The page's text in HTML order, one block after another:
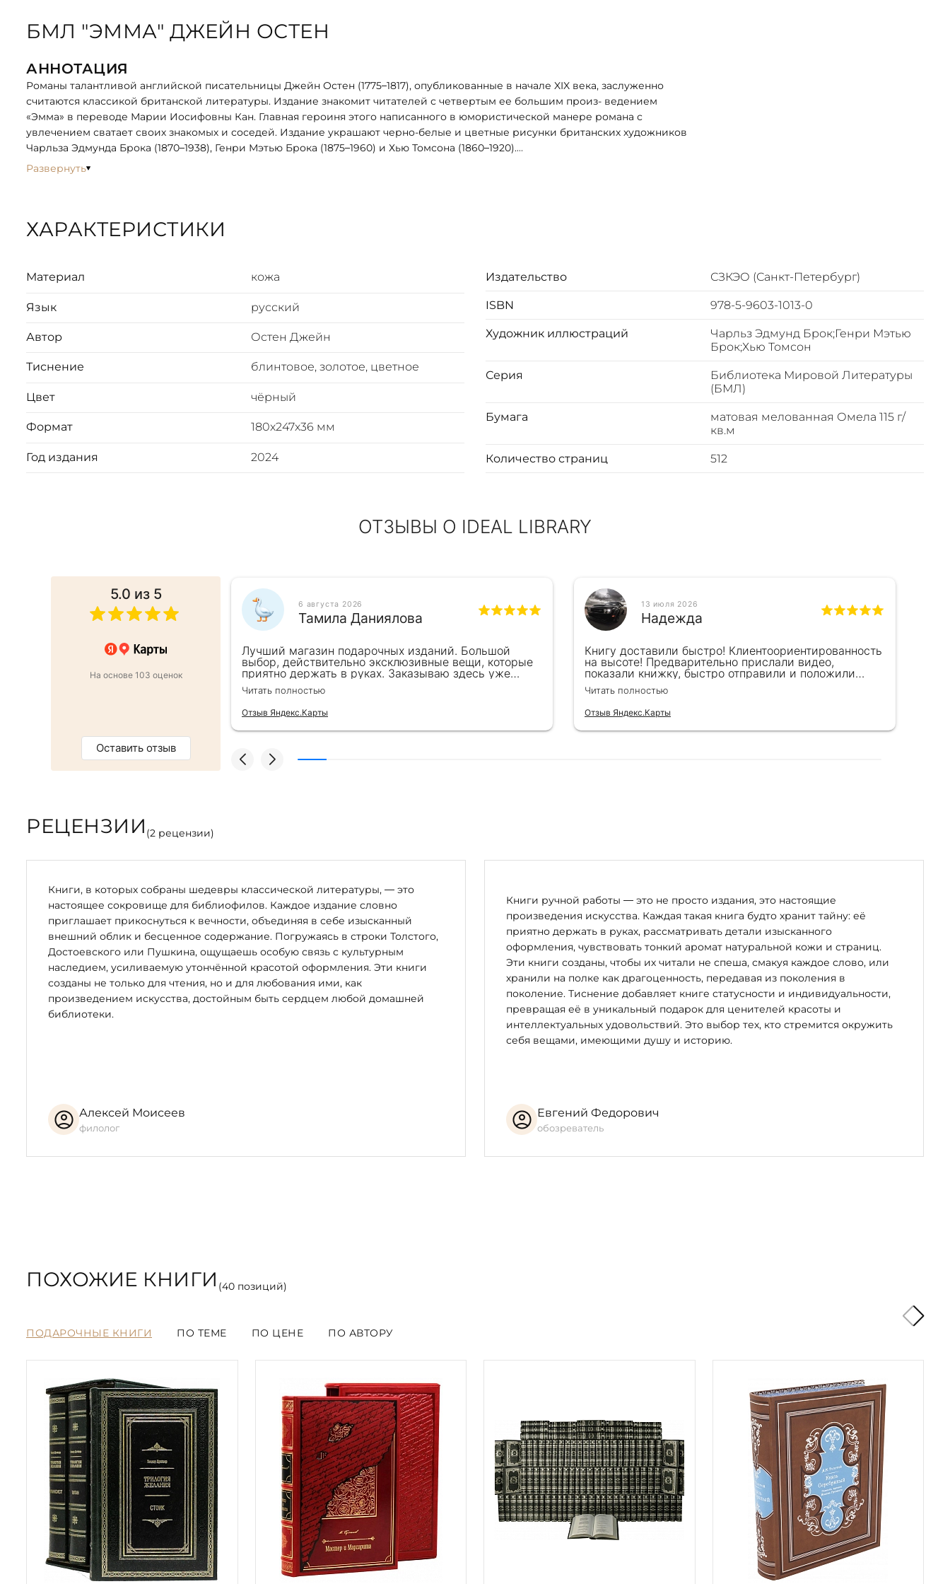
БМЛ "ЭММА" ДЖЕЙН ОСТЕН
АННОТАЦИЯ
Романы талантливой английской писательницы Джейн Остен (1775–1817), опубликованные в начале XIX века, заслуженно
считаются классикой британской литературы. Издание знакомит читателей с четвертым ее большим произ- ведением
«Эмма» в переводе Марии Иосифовны Кан. Главная героиня этого написанного в юмористической манере романа с
увлечением сватает своих знакомых и соседей. Издание украшают черно-белые и цветные рисунки британских художников
Чарльза Эдмунда Брока (1870–1938), Генри Мэтью Брока (1875–1960) и Хью Томсона (1860–1920).
6 бинтов на корешке, ручной обработки.
Тиснение блинтовое, золотой и цветной фольгой.
Инкрустация кожаной вставкой с полноцветной печатью.
Развернуть
ХАРАКТЕРИСТИКИ
Материал кожа
Язык русский
Автор Остен Джейн
Тиснение блинтовое, золотое, цветное
Цвет чёрный
Формат 180х247х36 мм
Год издания 2024
Издательство СЗКЭО (Санкт-Петербург)
ISBN 978-5-9603-1013-0
Художник иллюстраций
Чарльз Эдмунд Брок;Генри Мэтью
Брок;Хью Томсон
Серия
Библиотека Мировой Литературы
(БМЛ)
Бумага
матовая мелованная Омела 115 г/
кв.м
Количество страниц 512
ОТЗЫВЫ О IDEAL LIBRARY
5.0 из 5
На основе 103 оценок
Оставить отзыв
подарок коллеге. Менеджер
оформили заказ и доставку на
6 августа 2026
Тамила Даниялова
Лучший магазин подарочных изданий. Большой
выбор, действительно эксклюзивные вещи, которые
приятно держать в руках. Заказываю здесь уже
второй раз для бизнес-партнеров, всегда всё
безупречно — от общения с консультантами до
качества самих книг. Однозначно рекомендую
Читать полностью
Отзыв Яндекс.Карты
13 июля 2026
Надежда
Книгу доставили быстро! Клиентоориентированность
на высоте! Предварительно прислали видео,
показали книжку, быстро отправили и положили
подарочек) Спасибо!!!
Читать полностью
Отзыв Яндекс.Карты
РЕЦЕНЗИИ (2 рецензии)
Книги, в которых собраны шедевры классической литературы, — это
настоящее сокровище для библиофилов. Каждое издание словно
приглашает прикоснуться к вечности, объединяя в себе изысканный
внешний облик и бесценное содержание. Погружаясь в строки Толстого,
Достоевского или Пушкина, ощущаешь особую связь с культурным
наследием, усиливаемую утончённой красотой оформления. Эти книги
созданы не только для чтения, но и для любования ими, как
произведением искусства, достойным быть сердцем любой домашней
библиотеки.
Алексей Моисеев
филолог
Книги ручной работы — это не просто издания, это настоящие
произведения искусства. Каждая такая книга будто хранит тайну: её
приятно держать в руках, рассматривать детали изысканного
оформления, чувствовать тонкий аромат натуральной кожи и страниц.
Эти книги созданы, чтобы их читали не спеша, смакуя каждое слово, или
хранили на полке как драгоценность, передавая из поколения в
поколение. Тиснение добавляет книге статусности и индивидуальности,
превращая её в уникальный подарок для ценителей красоты и
интеллектуальных удовольствий. Это выбор тех, кто стремится окружить
себя вещами, имеющими душу и историю.
Евгений Федорович
обозреватель
ПОХОЖИЕ КНИГИ (40позиций)
ПОДАРОЧНЫЕ КНИГИ ПО ТЕМЕ ПО ЦЕНЕ ПО АВТОРУ